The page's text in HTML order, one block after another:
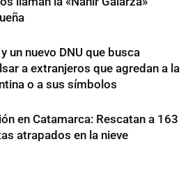
un nuevo DNU que busca
a extranjeros que agredan a la
o a sus símbolos
en Catamarca: Rescatan a 163
atrapados en la nieve